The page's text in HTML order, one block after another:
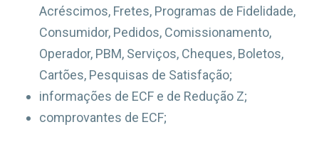
Acréscimos, Fretes, Programas de Fidelidade,
Consumidor, Pedidos, Comissionamento,
Operador, PBM, Serviços, Cheques, Boletos,
Cartões, Pesquisas de Satisfação;
informações de ECF e de Redução Z;
comprovantes de ECF;